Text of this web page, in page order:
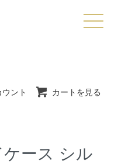
ント カートを見る
ース シル